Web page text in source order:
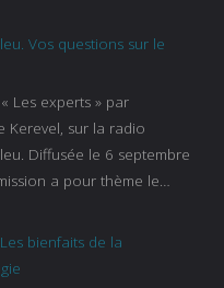
Vos questions sur le
Les experts » par
Kerevel, sur la radio
Diffusée le 6 septembre
a pour thème le
emissions/l
bienfaits de la